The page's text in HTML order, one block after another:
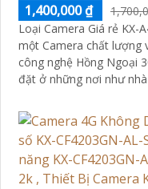
1,400,000 ₫
Loại Camera Giá rẻ KX-
một Camera chất lượng
công nghệ Hồng Ngoại 30m. Được thiết kế phù
đặt ở những nơi như